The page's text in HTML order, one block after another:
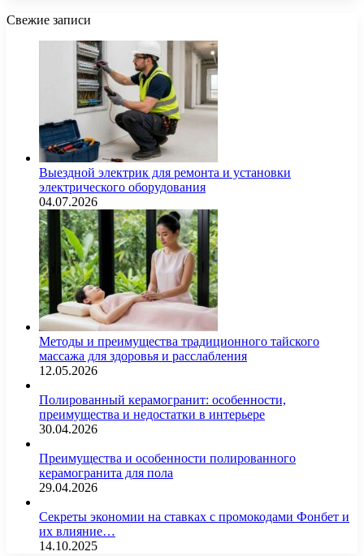
Свежие записи
Выездной электрик для ремонта и установки
электрического оборудования
04.07.2026
Методы и преимущества традиционного тайского
массажа для здоровья и расслабления
12.05.2026
Полированный керамогранит: особенности,
преимущества и недостатки в интерьере
30.04.2026
Преимущества и особенности полированного
керамогранита для пола
29.04.2026
Секреты экономии на ставках с промокодами Фонбет и
их влияние…
14.10.2025